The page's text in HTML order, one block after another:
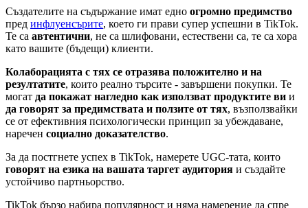
Създателите на съдържание имат едно огромно предимство
пред инфлуенсърите, което ги прави супер успешни в TikTok.
Те са автентични, не са шлифовани, естествени са, те са хора
като вашите (бъдещи) клиенти.
Колаборацията с тях се отразява положително и на
резултатите, които реално търсите - завършени покупки. Те
могат да покажат нагледно как използват продуктите ви и
да говорят за предимствата и ползите от тях, възползвайки
се от ефективния психологически принцип за убеждаване,
наречен социално доказателство.
За да постгнете успех в TikTok, намерете UGC-тата, които
говорят на езика на вашата таргет аудитория и създайте
устойчиво партньорство.
TikTok бързо набира популярност и няма намерение да спре